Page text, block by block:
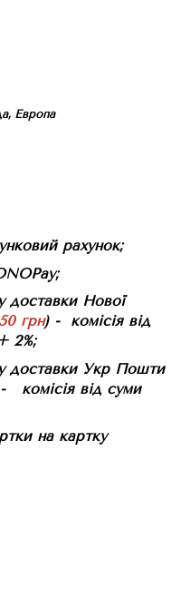
Европа
рахунок;
доставки Нової
грн) - комісія від
2%;
доставки Укр Пошти
комісія від суми
на картку